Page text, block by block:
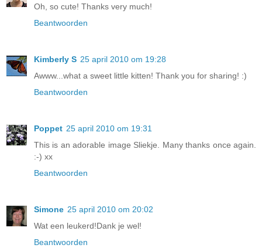
Oh, so cute! Thanks very much!
Beantwoorden
Kimberly S 25 april 2010 om 19:28
Awww...what a sweet little kitten! Thank you for sharing! :)
Beantwoorden
Poppet 25 april 2010 om 19:31
This is an adorable image Sliekje. Many thanks once again.
:-) xx
Beantwoorden
Simone 25 april 2010 om 20:02
Wat een leukerd!Dank je wel!
Beantwoorden